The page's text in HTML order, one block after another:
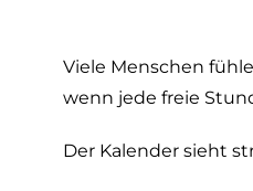
Viele Menschen
wenn jede freie
Der Kalender sieht